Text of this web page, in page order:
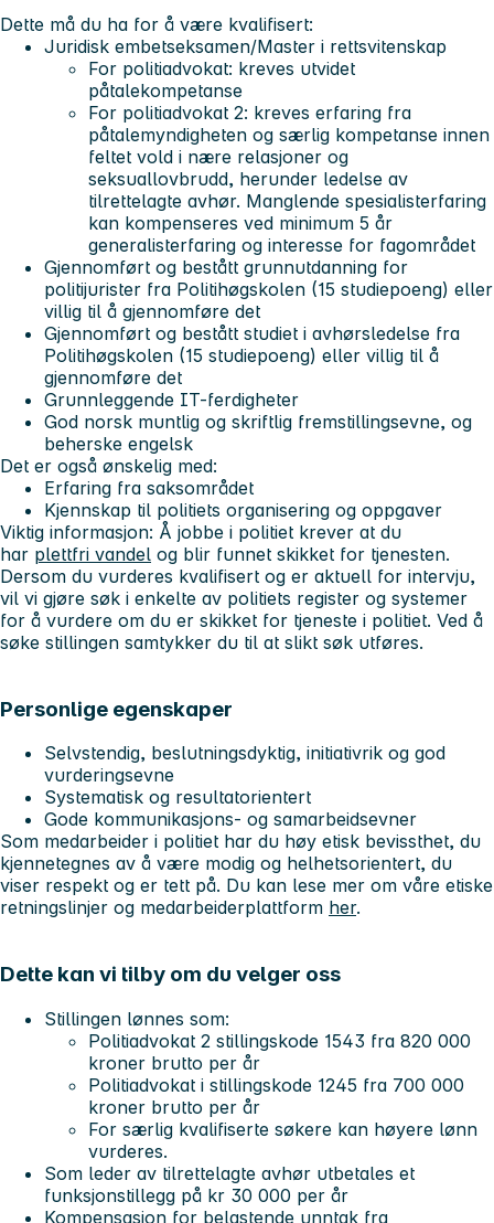
Dette må du ha for å være kvalifisert:
Juridisk embetseksamen/Master i rettsvitenskap
For politiadvokat: kreves utvidet
påtalekompetanse
For politiadvokat 2: kreves erfaring fra
påtalemyndigheten og særlig kompetanse innen
feltet vold i nære relasjoner og
seksuallovbrudd, herunder ledelse av
tilrettelagte avhør. Manglende spesialisterfaring
kan kompenseres ved minimum 5 år
generalisterfaring og interesse for fagområdet
Gjennomført og bestått grunnutdanning for
politijurister fra Politihøgskolen (15 studiepoeng) eller
villig til å gjennomføre det
Gjennomført og bestått studiet i avhørsledelse fra
Politihøgskolen (15 studiepoeng) eller villig til å
gjennomføre det
Grunnleggende IT-ferdigheter
God norsk muntlig og skriftlig fremstillingsevne, og
beherske engelsk
Det er også ønskelig med:
Erfaring fra saksområdet
Kjennskap til politiets organisering og oppgaver
Viktig informasjon: Å jobbe i politiet krever at du
har plettfri vandel og blir funnet skikket for tjenesten.
Dersom du vurderes kvalifisert og er aktuell for intervju,
vil vi gjøre søk i enkelte av politiets register og systemer
for å vurdere om du er skikket for tjeneste i politiet. Ved å
søke stillingen samtykker du til at slikt søk utføres.
Personlige egenskaper
Selvstendig, beslutningsdyktig, initiativrik og god
vurderingsevne
Systematisk og resultatorientert
Gode kommunikasjons- og samarbeidsevner
Som medarbeider i politiet har du høy etisk bevissthet, du
kjennetegnes av å være modig og helhetsorientert, du
viser respekt og er tett på. Du kan lese mer om våre etiske
retningslinjer og medarbeiderplattform her.
Dette kan vi tilby om du velger oss
Stillingen lønnes som:
Politiadvokat 2 stillingskode 1543 fra 820 000
kroner brutto per år
Politiadvokat i stillingskode 1245 fra 700 000
kroner brutto per år
For særlig kvalifiserte søkere kan høyere lønn
vurderes.
Som leder av tilrettelagte avhør utbetales et
funksjonstillegg på kr 30 000 per år
Kompensasjon for belastende unntak fra